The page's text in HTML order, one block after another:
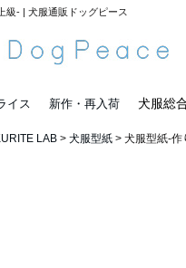
級- | 犬服通販ドッグピース
イス 新作・再入荷 犬服総
LAB 犬服型紙 犬服型紙-作